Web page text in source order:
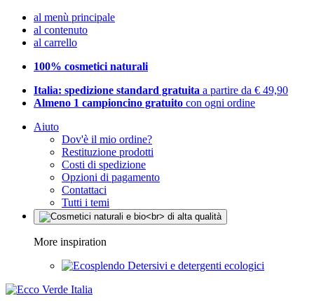
al menù principale
al contenuto
al carrello
100% cosmetici naturali
Italia: spedizione standard gratuita a partire da € 49,90
Almeno 1 campioncino gratuito con ogni ordine
Aiuto
Dov'è il mio ordine?
Restituzione prodotti
Costi di spedizione
Opzioni di pagamento
Contattaci
Tutti i temi
More inspiration
Detersivi e detergenti ecologici